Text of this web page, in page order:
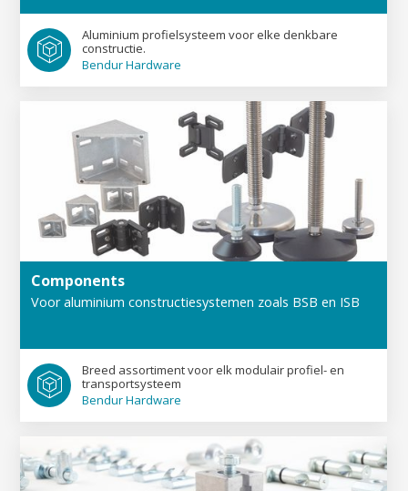
Aluminium profiel­systeem voor elke denk­bare
constructie.
Bendur Hardware
Components
Voor aluminium constructiesystemen zoals BSB en ISB
Breed assortiment voor elk modulair profiel- en
transportsysteem
Bendur Hardware